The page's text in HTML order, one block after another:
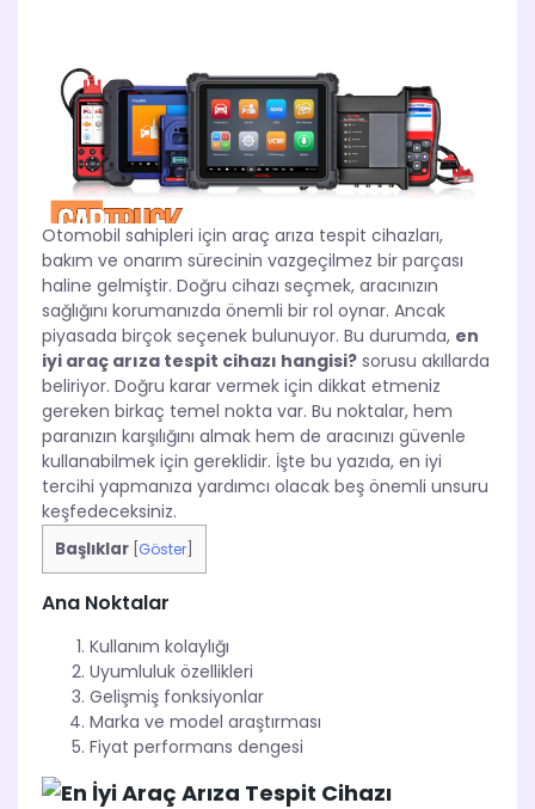
Otomobil sahipleri için araç arıza tespit cihazları,
bakım ve onarım sürecinin vazgeçilmez bir parçası
haline gelmiştir. Doğru cihazı seçmek, aracınızın
sağlığını korumanızda önemli bir rol oynar. Ancak
piyasada birçok seçenek bulunuyor. Bu durumda, en
iyi araç arıza tespit cihazı hangisi? sorusu akıllarda
beliriyor. Doğru karar vermek için dikkat etmeniz
gereken birkaç temel nokta var. Bu noktalar, hem
paranızın karşılığını almak hem de aracınızı güvenle
kullanabilmek için gereklidir. İşte bu yazıda, en iyi
tercihi yapmanıza yardımcı olacak beş önemli unsuru
keşfedeceksiniz.
Başlıklar Göster
Ana Noktalar
Kullanım kolaylığı
Uyumluluk özellikleri
Gelişmiş fonksiyonlar
Marka ve model araştırması
Fiyat performans dengesi